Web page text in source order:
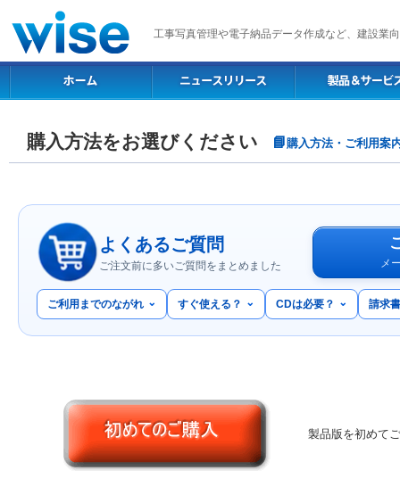
工事写真管理や電子納品データ作成など、建設業
購入方法をお選びください 📘購入方法・ご利用案
よくあるご質問
ご注文前に多いご質問をまとめました メ
ご利用までのながれ すぐ使える？ CDは必要？ 請求書
製品版を初めて